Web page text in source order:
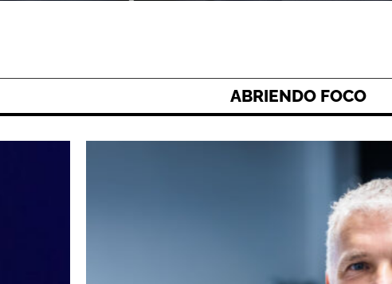
ABRIENDO FOCO